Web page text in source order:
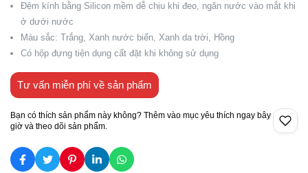
Đệm kính bằng Silicon mềm dễ chịu khi đeo, ngăn nước vào mắt khi
ở dưới nước
Màu sắc: Trắng, Xanh nước biển, Xanh da trời, Hồng
Có hộp đựng tiện dụng cất đặt khi không sử dụng
Tư vấn miễn phí về sản phẩm
Bạn có thích sản phẩm này không? Thêm vào mục yêu thích ngay bây
giờ và theo dõi sản phẩm.